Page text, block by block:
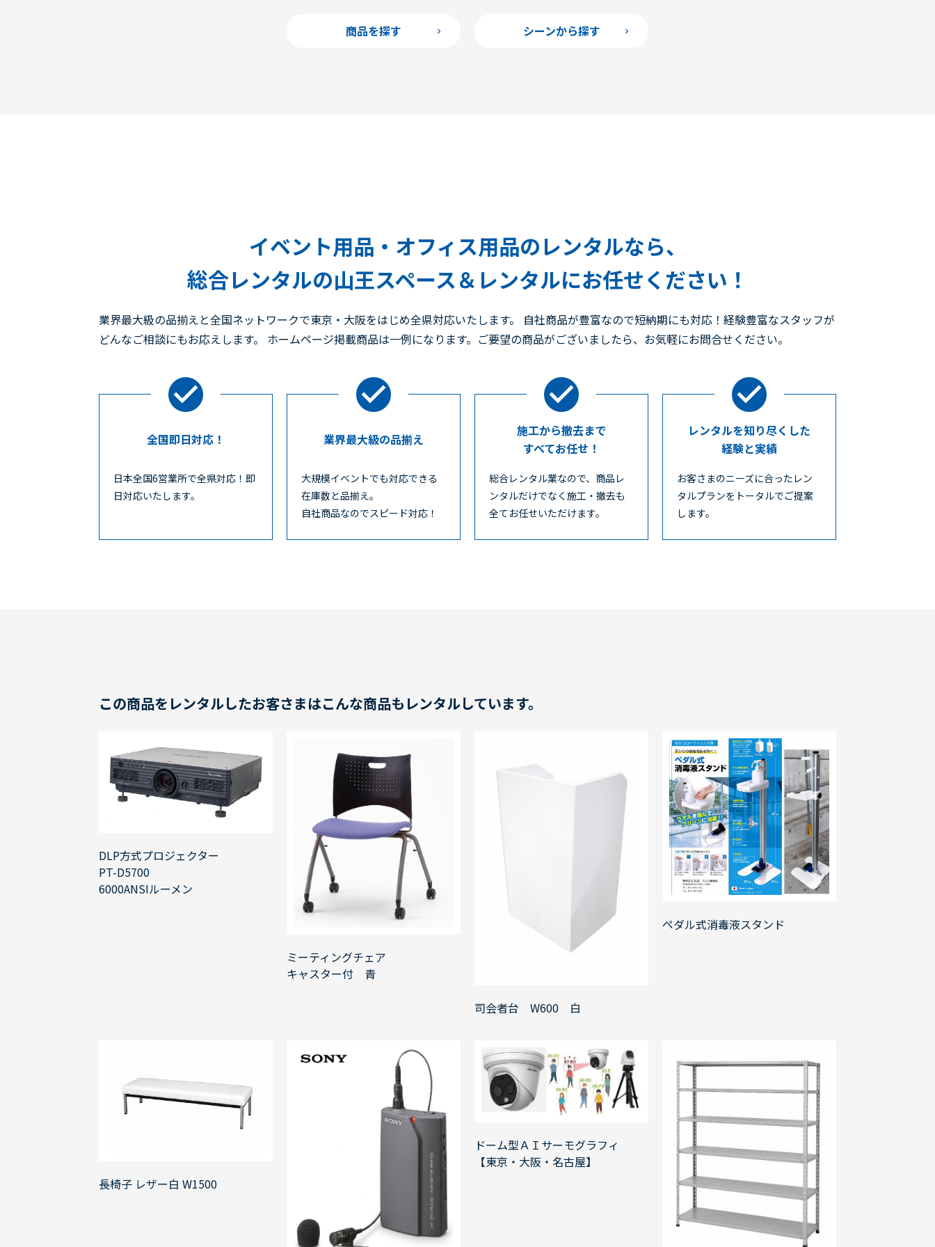
商品を探す シーンから探す
イベント用品・オフィス用品のレンタルなら、
総合レンタルの山王スペース＆レンタルにお任せください！
業界最大級の品揃えと全国ネットワークで東京・大阪をはじめ全県対応いたします。 自社商品が豊富なので短納期にも対応！経験豊富なスタッフが
どんなご相談にもお応えします。 ホームページ掲載商品は一例になります。ご要望の商品がございましたら、お気軽にお問合せください。
全国即日対応！
日本全国6営業所で全県対応！即
日対応いたします。
業界最大級の品揃え
大規模イベントでも対応できる
在庫数と品揃え。
自社商品なのでスピード対応！
施工から撤去まで
すべてお任せ！
総合レンタル業なので、商品レ
ンタルだけでなく施工・撤去も
全てお任せいただけます。
レンタルを知り尽くした
経験と実績
お客さまのニーズに合ったレン
タルプランをトータルでご提案
します。
この商品をレンタルしたお客さまはこんな商品もレンタルしています。
DLP方式プロジェクター
PT-D5700
6000ANSIルーメン
ミーティングチェア
キャスター付 青
司会者台 W600 白
ペダル式消毒液スタンド
長椅子 レザー白 W1500
ドーム型ＡＩサーモグラフィ
【東京・大阪・名古屋】